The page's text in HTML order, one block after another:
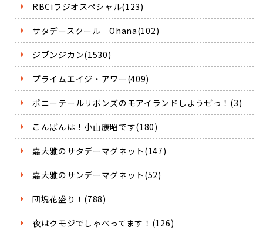
RBCiラジオスペシャル(123)
サタデースクール Ohana(102)
ジブンジカン(1530)
プライムエイジ・アワー(409)
ポニーテールリボンズのモアイランドしようぜっ！(3)
こんばんは！小山康昭です(180)
嘉大雅のサタデーマグネット(147)
嘉大雅のサンデーマグネット(52)
団塊花盛り！(788)
夜はクモジでしゃべってます！(126)